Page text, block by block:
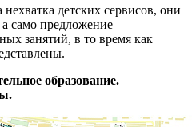
детских сервисов, они
само предложение
занятий, в то время как
образование.